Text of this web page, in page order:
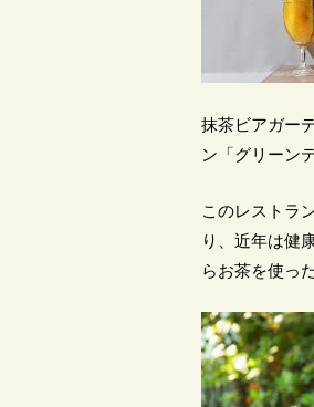
抹茶ビアガー
ン「グリーン
このレストラ
り、近年は健
らお茶を使っ